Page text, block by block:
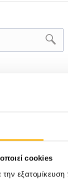
cookies
Ογκολογίας